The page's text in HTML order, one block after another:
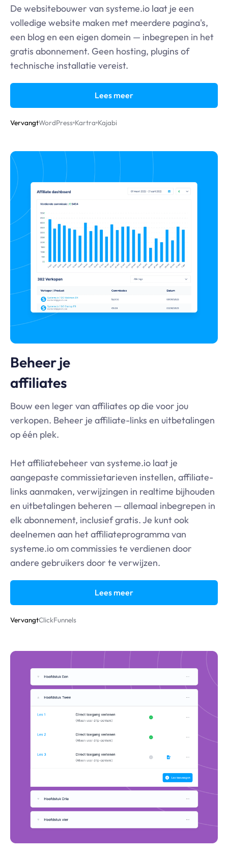
De websitebouwer van systeme.io laat je een
volledige website maken met meerdere pagina's,
een blog en een eigen domein — inbegrepen in het
gratis abonnement. Geen hosting, plugins of
technische installatie vereist.
Lees meer
VervangtWordPress Kartra Kajabi
Beheer je
affiliates
Bouw een leger van affiliates op die voor jou
verkopen. Beheer je affiliate-links en uitbetalingen
op één plek.
Het affiliatebeheer van systeme.io laat je
aangepaste commissietarieven instellen, affiliate-
links aanmaken, verwijzingen in realtime bijhouden
en uitbetalingen beheren — allemaal inbegrepen in
elk abonnement, inclusief gratis. Je kunt ook
deelnemen aan het affiliateprogramma van
systeme.ioom commissies te verdienen door
andere gebruikers door te verwijzen.
Lees meer
VervangtClickFunnels